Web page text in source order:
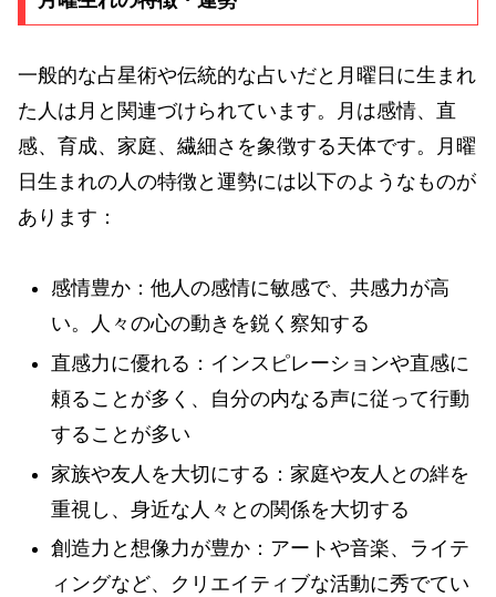
一般的な占星術や伝統的な占いだと月曜日に生まれ
た人は月と関連づけられています。月は感情、直
感、育成、家庭、繊細さを象徴する天体です。月曜
日生まれの人の特徴と運勢には以下のようなものが
あります：
感情豊か：他人の感情に敏感で、共感力が高
い。人々の心の動きを鋭く察知する
直感力に優れる：インスピレーションや直感に
頼ることが多く、自分の内なる声に従って行動
することが多い
家族や友人を大切にする：家庭や友人との絆を
重視し、身近な人々との関係を大切する
創造力と想像力が豊か：アートや音楽、ライテ
ィングなど、クリエイティブな活動に秀でてい